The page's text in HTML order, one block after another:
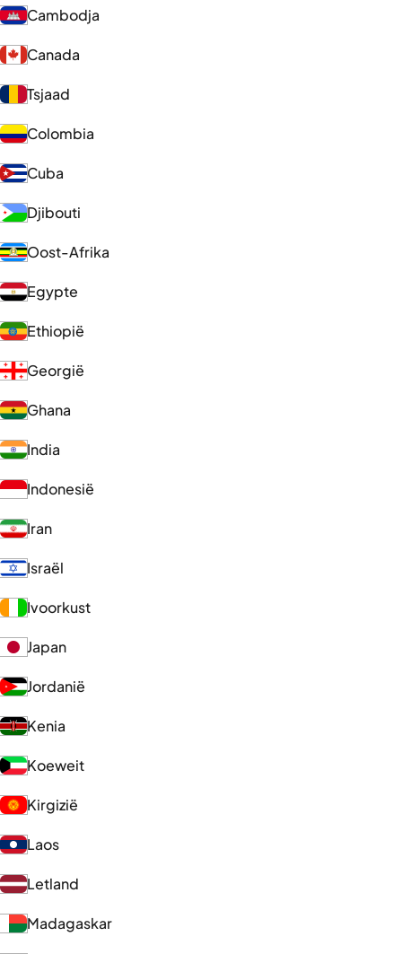
Cambodja
Canada
Tsjaad
Colombia
Cuba
Djibouti
Oost-Afrika
Egypte
Ethiopië
Georgië
Ghana
India
Indonesië
Iran
Israël
Ivoorkust
Japan
Jordanië
Kenia
Koeweit
Kirgizië
Laos
Letland
Madagaskar